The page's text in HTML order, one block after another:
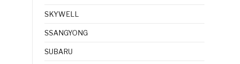
SKYWELL
SSANGYONG
SUBARU